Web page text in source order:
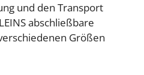
und den Transport
abschließbare
Größen